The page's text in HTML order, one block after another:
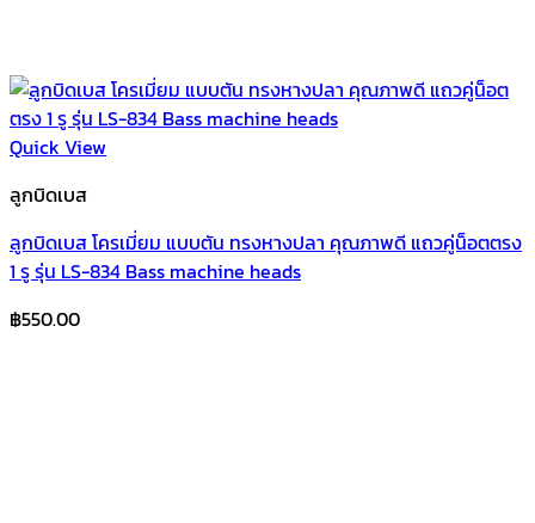
Quick View
ลูกบิดเบส
ลูกบิดเบส โครเมี่ยม แบบตัน ทรงหางปลา คุณภาพดี แถวคู่น็อตตรง
1 รู รุ่น LS-834 Bass machine heads
฿550.00